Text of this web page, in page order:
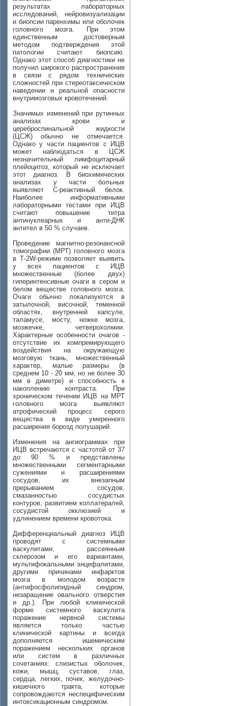
результатах лабораторных
исследований, нейровизуализации
и биопсии паренхимы или оболочек
головного мозга. При этом
единственным достоверным
методом подтверждения этой
патологии считают биопсию.
Однако этот способ диагностики не
получил широкого распространения
в связи с рядом технических
сложностей при стереотаксическом
наведении и реальной опасности
внутримозговых кровотечений.
Значимых изменений при рутинных
анализах крови и
цереброспинальной жидкости
(ЦСЖ) обычно не отмечается.
Однако у части пациентов с ИЦВ
может наблюдаться в ЦСЖ
незначительный лимфоцитарный
плейоцитоз, который не исключает
этот диагноз. В биохимических
анализах у части больных
выявляют С-реактивный белок.
Наиболее информативными
лабораторными тестами при ИЦВ
считают повышение титра
антинуклеарных и анти-ДНК
антител в 50 % случаев.
Проведение магнитно-резонансной
томографии (МРТ) головного мозга
в Т-2W-режиме позволяет выявить
у всех пациентов с ИЦВ
множественные (более двух)
гиперинтенсивные очаги в сером и
белом веществе головного мозга.
Очаги обычно локализуются в
затылочной, височной, теменной
областях, внутренней капсуле,
таламусе, мосту, ножке мозга,
мозжечке, четверохолмии.
Характерные особенности очагов -
отсутствие их компремирующего
воздействия на окружающую
мозговую ткань, множественный
характер, малые размеры (в
среднем 10 - 20 мм, но не более 30
мм в диметре) и способность к
накоплению контраста. При
хроническом течении ИЦВ на МРТ
головного мозга выявляют
атрофический процесс серого
вещества в виде умеренного
расширения борозд полушарий.
Изменения на ангиограммах при
ИЦВ встречаются с частотой от 37
до 90 % и представлены
множественными сегментарными
сужениями и расширениями
сосудов, их внезапным
прерыванием сосудов,
смазанностью сосудистых
контуров, развитием коллатералей,
сосудистой окклюзией и
удлинением времени кровотока.
Дифференциальный диагноз ИЦВ
проводят с системными
васкулитами, рассеянным
склерозом и его вариантами,
мультифокальными энцефалитами,
другими причинами инфарктов
мозга в молодом возрасте
(антифосфолипидный синдром,
незаращение овального отверстия
и др.). При любой клинической
форме системного васкулита
поражение нервной системы
является только частью
клинической картины и всегда
дополняется ишемическим
поражением нескольких органов
или систем в различных
сочетаниях: слизистых оболочек,
кожи, мышц, суставов, глаз,
сердца, легких, почек, желудочно-
кишечного тракта, которые
сопровождаются неспецифическим
интоксикационным синдромом.